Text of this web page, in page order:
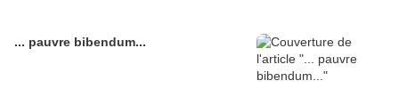
... pauvre bibendum...